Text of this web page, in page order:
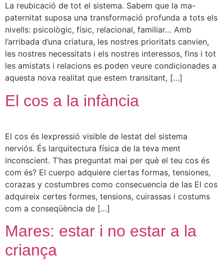
La reubicació de tot el sistema. Sabem que la ma-
paternitat suposa una transformació profunda a tots els
nivells: psicològic, físic, relacional, familiar… Amb
l’arribada d’una criatura, les nostres prioritats canvien,
les nostres necessitats i els nostres interessos, fins i tot
les amistats i relacions es poden veure condicionades a
aquesta nova realitat que estem transitant, […]
El cos a la infància
El cos és lexpressió visible de lestat del sistema
nerviós. És larquitectura física de la teva ment
inconscient. T’has preguntat mai per què el teu cos és
com és? El cuerpo adquiere ciertas formas, tensiones,
corazas y costumbres como consecuencia de las El cos
adquireix certes formes, tensions, cuirassas i costums
com a conseqüència de […]
Mares: estar i no estar a la
criança